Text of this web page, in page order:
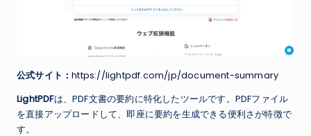
公式サイト：https://lightpdf.com/jp/document-summary
LightPDFは、PDF文書の要約に特化したツールです。PDFファイル
を直接アップロードして、即座に要約を生成できる便利さが特徴で
す。